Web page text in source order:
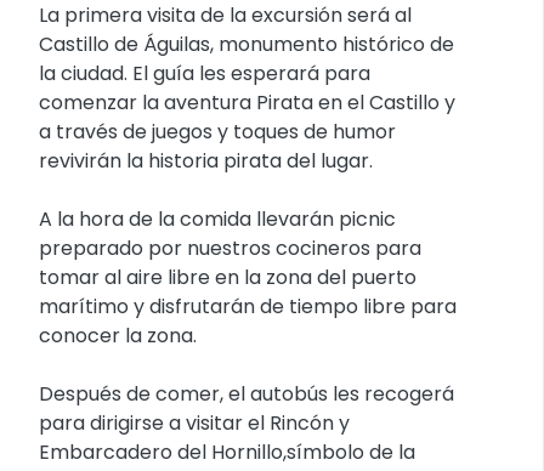
La primera visita de la excursión será al
Castillo de Águilas, monumento histórico de
la ciudad. El guía les esperará para
comenzar la aventura Pirata en el Castillo y
a través de juegos y toques de humor
revivirán la historia pirata del lugar.
A la hora de la comida llevarán picnic
preparado por nuestros cocineros para
tomar al aire libre en la zona del puerto
marítimo y disfrutarán de tiempo libre para
conocer la zona.
Después de comer, el autobús les recogerá
para dirigirse a visitar el Rincón y
Embarcadero del Hornillo,símbolo de la